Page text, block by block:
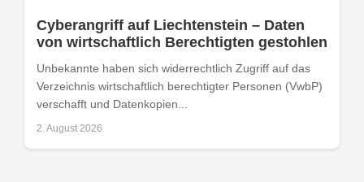
Cyberangriff auf Liechtenstein – Daten
von wirtschaftlich Berechtigten gestohlen
Unbekannte haben sich widerrechtlich Zugriff auf das
Verzeichnis wirtschaftlich berechtigter Personen (VwbP)
verschafft und Datenkopien...
2. August 2026